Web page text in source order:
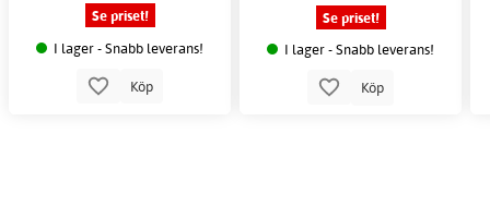
Se priset!
I lager - Snabb leverans!
Köp
Se priset!
I lager - Snabb leverans!
Köp